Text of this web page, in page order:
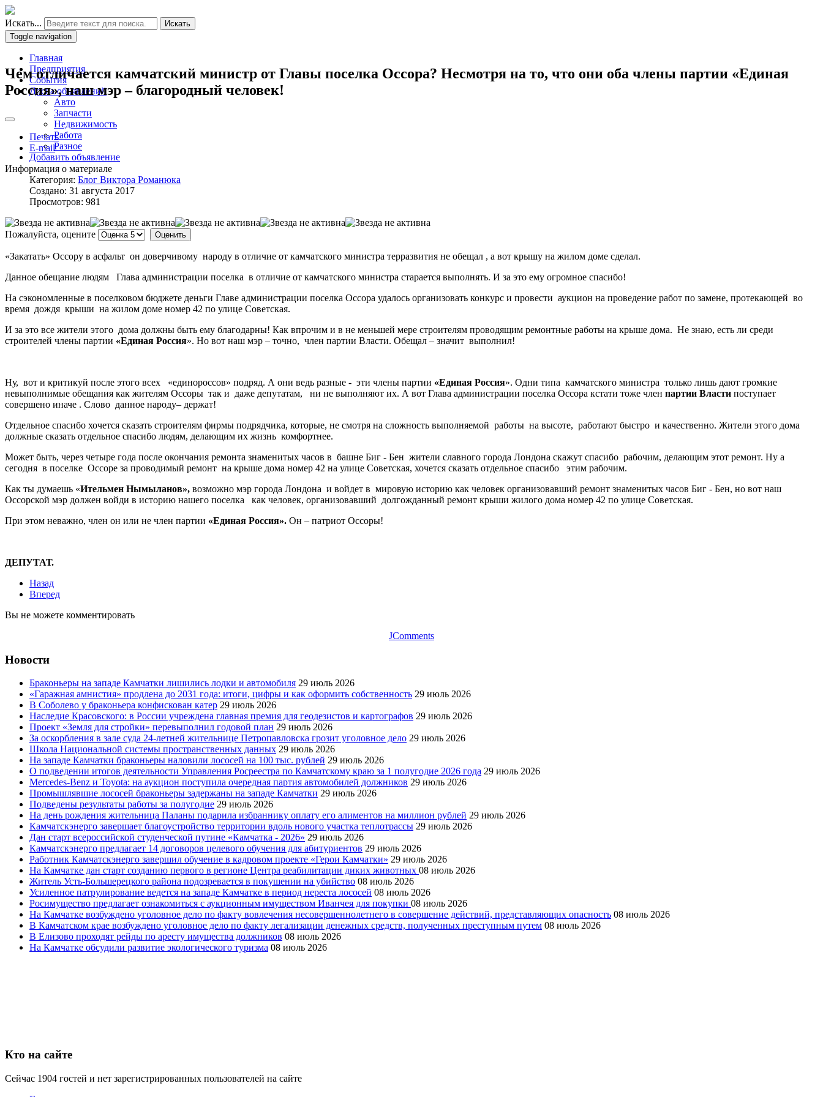
Искать...
Искать
Toggle navigation
Главная
Предприятия
События
Доска объявлений
Авто
Запчасти
Недвижимость
Работа
Разное
Добавить объявление
Чем отличается камчатский министр от Главы поселка Оссора? Несмотря на то, что они оба члены партии «Единая
Россия», наш мэр – благородный человек!
Печать
E-mail
Информация о материале
Категория: Блог Виктора Романюка
Создано: 31 августа 2017
Просмотров: 981
Пожалуйста, оцените
«Закатать» Оссору в асфальт он доверчивому народу в отличие от камчатского министра терразвития не обещал , а вот крышу на жилом доме сделал.
Данное обещание людям Глава администрации поселка в отличие от камчатского министра старается выполнять. И за это ему огромное спасибо!
На сэкономленные в поселковом бюджете деньги Главе администрации поселка Оссора удалось организовать конкурс и провести аукцион на проведение работ по замене, протекающей во
время дождя крыши на жилом доме номер 42 по улице Советская.
И за это все жители этого дома должны быть ему благодарны! Как впрочим и в не меньшей мере строителям проводящим ремонтные работы на крыше дома. Не знаю, есть ли среди
строителей члены партии «Единая Россия». Но вот наш мэр – точно, член партии Власти. Обещал – значит выполнил!
Ну, вот и критикуй после этого всех «единороссов» подряд. А они ведь разные - эти члены партии «Единая Россия». Одни типа камчатского министра только лишь дают громкие
невыполнимые обещания как жителям Оссоры так и даже депутатам, ни не выполняют их. А вот Глава администрации поселка Оссора кстати тоже член партии Власти поступает
совершено иначе . Слово данное народу– держат!
Отдельное спасибо хочется сказать строителям фирмы подрядчика, которые, не смотря на сложность выполняемой работы на высоте, работают быстро и качественно. Жители этого дома
должные сказать отдельное спасибо людям, делающим их жизнь комфортнее.
Может быть, через четыре года после окончания ремонта знаменитых часов в башне Биг - Бен жители славного города Лондона скажут спасибо рабочим, делающим этот ремонт. Ну а
сегодня в поселке Оссоре за проводимый ремонт на крыше дома номер 42 на улице Советская, хочется сказать отдельное спасибо этим рабочим.
Как ты думаешь «Ительмен Нымыланов», возможно мэр города Лондона и войдет в мировую историю как человек организовавший ремонт знаменитых часов Биг - Бен, но вот наш
Оссорской мэр должен войди в историю нашего поселка как человек, организовавший долгожданный ремонт крыши жилого дома номер 42 по улице Советская.
При этом неважно, член он или не член партии «Единая Россия». Он – патриот Оссоры!
ДЕПУТАТ.
Назад
Вперед
Вы не можете комментировать
JComments
Новости
Браконьеры на западе Камчатки лишились лодки и автомобиля 29 июль 2026
«Гаражная амнистия» продлена до 2031 года: итоги, цифры и как оформить собственность 29 июль 2026
В Соболево у браконьера конфискован катер 29 июль 2026
Наследие Красовского: в России учреждена главная премия для геодезистов и картографов 29 июль 2026
Проект «Земля для стройки» перевыполнил годовой план 29 июль 2026
За оскорбления в зале суда 24-летней жительнице Петропавловска грозит уголовное дело 29 июль 2026
Школа Национальной системы пространственных данных 29 июль 2026
На западе Камчатки браконьеры наловили лососей на 100 тыс. рублей 29 июль 2026
О подведении итогов деятельности Управления Росреестра по Камчатскому краю за 1 полугодие 2026 года 29 июль 2026
Mercedes-Benz и Toyota: на аукцион поступила очередная партия автомобилей должников 29 июль 2026
Промышлявшие лососей браконьеры задержаны на западе Камчатки 29 июль 2026
Подведены результаты работы за полугодие 29 июль 2026
На день рождения жительница Паланы подарила избраннику оплату его алиментов на миллион рублей 29 июль 2026
Камчатскэнерго завершает благоустройство территории вдоль нового участка теплотрассы 29 июль 2026
Дан старт всероссийской студенческой путине «Камчатка - 2026» 29 июль 2026
Камчатскэнерго предлагает 14 договоров целевого обучения для абитуриентов 29 июль 2026
Работник Камчатскэнерго завершил обучение в кадровом проекте «Герои Камчатки» 29 июль 2026
На Камчатке дан старт созданию первого в регионе Центра реабилитации диких животных 08 июль 2026
Житель Усть-Большерецкого района подозревается в покушении на убийство 08 июль 2026
Усиленное патрулирование ведется на западе Камчатке в период нереста лососей 08 июль 2026
Росимущество предлагает ознакомиться с аукционным имуществом Иванчея для покупки 08 июль 2026
На Камчатке возбуждено уголовное дело по факту вовлечения несовершеннолетнего в совершение действий, представляющих опасность 08 июль 2026
В Камчатском крае возбуждено уголовное дело по факту легализации денежных средств, полученных преступным путем 08 июль 2026
В Елизово проходят рейды по аресту имущества должников 08 июль 2026
На Камчатке обсудили развитие экологического туризма 08 июль 2026
Кто на сайте
Сейчас 1904 гостей и нет зарегистрированных пользователей на сайте